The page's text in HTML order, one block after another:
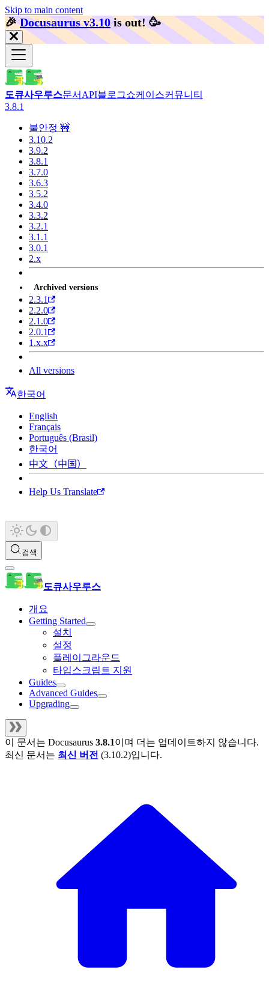
Skip to main content
🎉️Docusaurus v3.10 is out! 🥳️
도큐사우루스문서 API블로그쇼케이스커뮤니티
3.8.1
불안정 🚧
3.10.2
3.9.2
3.8.1
3.7.0
3.6.3
3.5.2
3.4.0
3.3.2
3.2.1
3.1.1
3.0.1
2.x
Archived versions
2.3.1
2.2.0
2.1.0
2.0.1
1.x.x
All versions
한국어
English
Français
Português (Brasil)
한국어
中文（中国）
Help Us Translate
검색
도큐사우루스
개요
Getting Started
설치
설정
플레이그라운드
타입스크립트 지원
Guides
Advanced Guides
Upgrading
이 문서는 Docusaurus 3.8.1이며 더는 업데이트하지 않습니다.
최신 문서는 최신 버전 (3.10.2)입니다.